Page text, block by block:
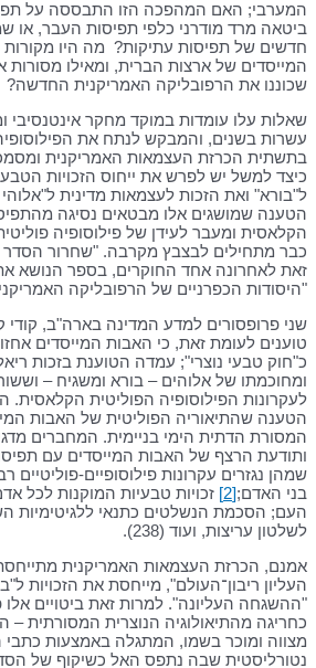
המערבי; האם המהפכה הזו התבססה על
ביטאה מרד מודרני כלפי תפיסות העבר, או
חדשים של תפיסות עתיקות? מה היו
המייסדים של ארצות הברית, ומאילו מסורות
שכוננו את הרפובליקה האמריקנית החדשה?
שאלות עלו עומדות במוקד מחקר אינטנסיבי
עשרות בשנים, והמבקש לנתח את
בתשתית הכרזת העצמאות האמריקנית
כיצד למשל יש לפרש את ייחוס הזכויות
ל"בורא" ואת הזכות לעצמאות מדינית
הטענה שמושגים אלו מבטאים נסיגה
הקלאסית ומעבר לעידן של פילוסופיה
כבר מתחילים לבצבץ מקרבה. "שחרור הסדר
זאת לאחרונה אחד החוקרים, בספר הנושא
"היסודות הכפרניים של הרפובליקה
שני פרופסורים למדע המדינה בארה"ב, קודי
טוענים לעומת זאת, כי האבות המייסדים
כ"חוק טבעי נוצרי"; עמדה הטוענת בזכות
ומחוכמתו של אלוהים – בורא ומשגיח –
לעקרונות הפילוסופיה הפוליטית
הטענה שהתיאוריה הפוליטית של האבות
המסורת הדתית הימי בניימית. המחברים
ותודעת הרצף של האבות המייסדים עם
שמהן נגזרים עקרונות פילוסופיים-פוליטיים
בני האדם;[2]
זכויות טבעיות המוקנות לכל
העם; הסכמת הנשלטים כתנאי ללגיטימיות
לשלטון עריצות, ועוד (238).
אמנם, הכרזת העצמאות האמריקנית
העליון ריבון־העולם", מייחסת את הזכויות
"ההשגחה העליונה". למרות זאת ביטויים אלו
כחריגה מהתיאולוגיה הנוצרית המסורתית –
מצווה ומוכר בשמו, המתגלה באמצעות
נטורליסטית שבה נתפס האל כשיקוף של